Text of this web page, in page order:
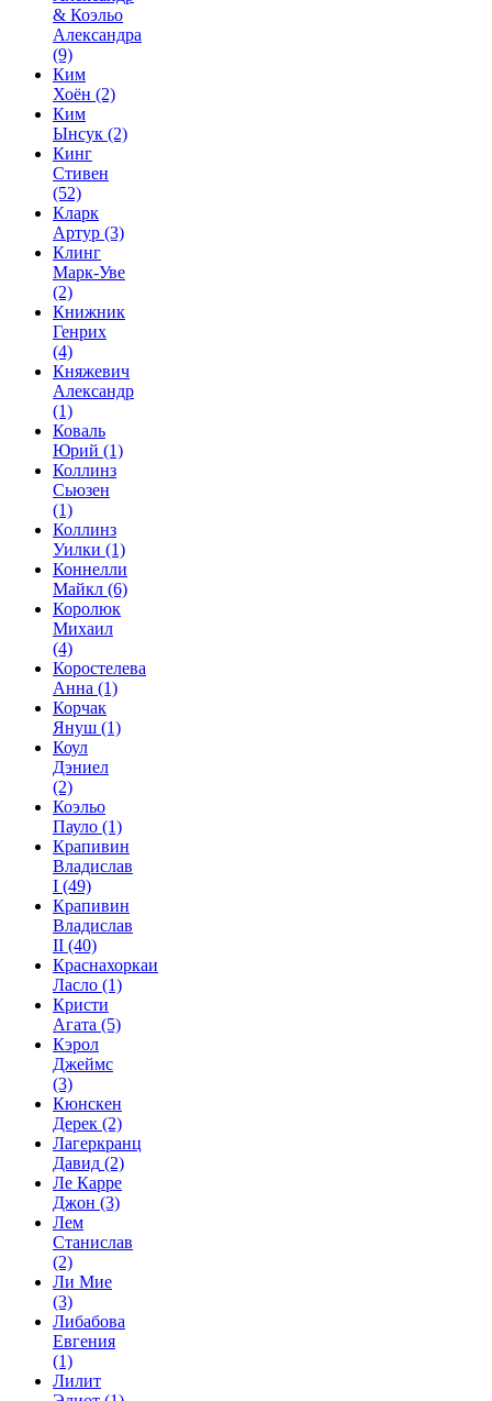
& Коэльо
Александра
(9)
Ким
Хоён (2)
Ким
Ынсук (2)
Кинг
Стивен
(52)
Кларк
Артур (3)
Клинг
Марк-Уве
(2)
Книжник
Генрих
(4)
Княжевич
Александр
(1)
Коваль
Юрий (1)
Коллинз
Сьюзен
(1)
Коллинз
Уилки (1)
Коннелли
Майкл (6)
Королюк
Михаил
(4)
Коростелева
Анна (1)
Корчак
Януш (1)
Коул
Дэниел
(2)
Коэльо
Пауло (1)
Крапивин
Владислав
I (49)
Крапивин
Владислав
II (40)
Краснахоркаи
Ласло (1)
Кристи
Агата (5)
Кэрол
Джеймс
(3)
Кюнскен
Дерек (2)
Лагеркранц
Давид (2)
Ле Карре
Джон (3)
Лем
Станислав
(2)
Ли Мие
(3)
Либабова
Евгения
(1)
Лилит